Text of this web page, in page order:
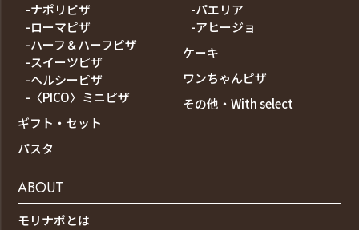
-ナポリピザ
-ローマピザ
-ハーフ＆ハーフピザ
-スイーツピザ
-ヘルシーピザ
-〈PICO〉ミニピザ
ギフト・セット
パスタ
-パエリア
-アヒージョ
ケーキ
ワンちゃんピザ
その他・With select
ABOUT
モリナポとは